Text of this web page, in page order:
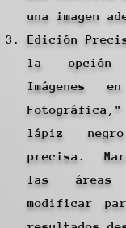
una imagen
Edición
la
Imágenes
lápiz
precisa.
las áreas
modificar